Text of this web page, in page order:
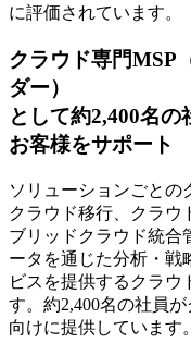
に評価されています。
クラウド専門MSP
ダー）
として約2,400名の
お客様をサポート
ソリューションごとの
クラウド移行、クラウ
ブリッドクラウド統合
ータを通じた分析・戦
ビスを提供するクラウ
す。約2,400名の社員
向けに提供しています。